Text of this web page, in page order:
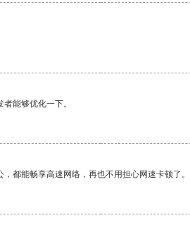
能够优化一下。
都能畅享高速网络，再也不用担心网速卡顿了